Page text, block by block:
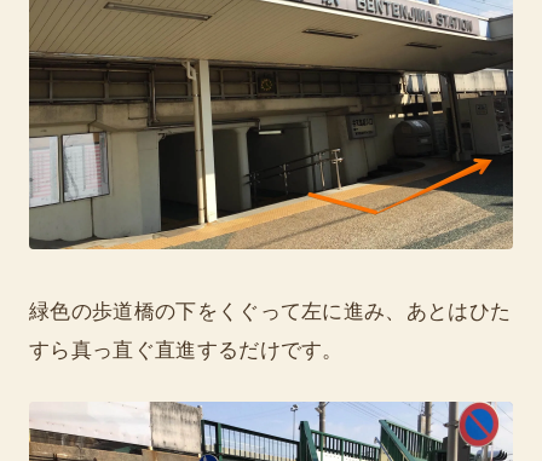
緑色の歩道橋の下をくぐって左に進み、あとはひた
すら真っ直ぐ直進するだけです。